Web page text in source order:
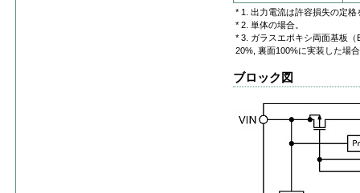
* 1. 出力電流は許容損失の定
* 2. 単体の場合。
* 3. ガラスエポキシ両面基板
20%, 裏面100%に実装した場
ブロック図